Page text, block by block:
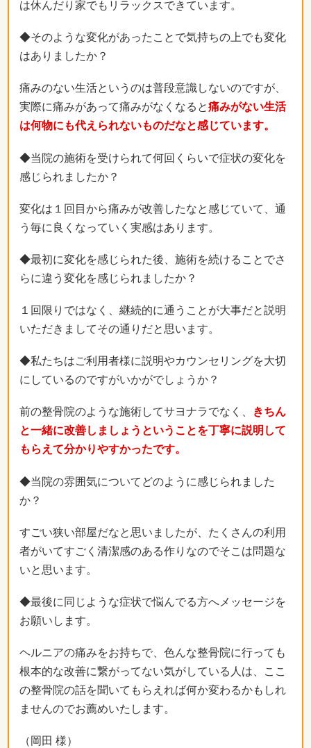
は休んだり家でもリラックスできています。
◆そのような変化があったことで気持ちの上でも変化
はありましたか？
痛みのない生活というのは普段意識しないのですが、
実際に痛みがあって痛みがなくなると痛みがない生活
は何物にも代えられないものだなと感じています。
◆当院の施術を受けられて何回くらいで症状の変化を
感じられましたか？
変化は１回目から痛みが改善したなと感じていて、通
う毎に良くなっていく実感はあります。
◆最初に変化を感じられた後、施術を続けることでさ
らに違う変化を感じられましたか？
１回限りではなく、継続的に通うことが大事だと説明
いただきましてその通りだと思います。
◆私たちはご利用者様に説明やカウンセリングを大切
にしているのですがいかがでしょうか？
前の整骨院のような施術してサヨナラでなく、
きちん
と一緒に改善しましょうということを丁寧に説明して
もらえて分かりやすかったです。
◆当院の雰囲気についてどのように感じられました
か？
すごい狭い部屋だなと思いましたが、たくさんの利用
者がいてすごく清潔感のある作りなのでそこは問題な
いと思います。
◆最後に同じような症状で悩んでる方へメッセージを
お願いします。
ヘルニアの痛みをお持ちで、色んな整骨院に行っても
根本的な改善に繋がってない気がしている人は、ここ
の整骨院の話を聞いてもらえれば何か変わるかもしれ
ませんのでお薦めいたします。
（岡田 様）